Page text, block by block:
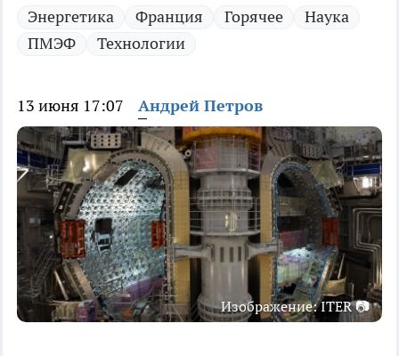
Энергетика Франция Горячее
Наука
ПМЭФ
Технологии
13 июня 17:07 Андрей Петров
Изображение: ITER 📷